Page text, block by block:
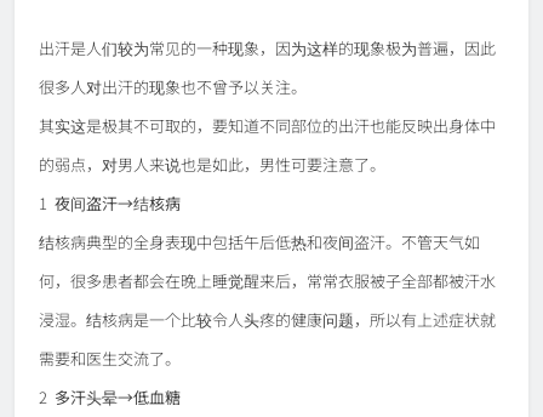
出汗是人们较为常见的一种现象，因为这样的现象极为普遍，因此
很多人对出汗的现象也不曾予以关注。
其实这是极其不可取的，要知道不同部位的出汗也能反映出身体中
的弱点，对男人来说也是如此，男性可要注意了。
1 夜间盗汗→结核病
结核病典型的全身表现中包括午后低热和夜间盗汗。不管天气如
何，很多患者都会在晚上睡觉醒来后，常常衣服被子全部都被汗水
浸湿。结核病是一个比较令人头疼的健康问题，所以有上述症状就
需要和医生交流了。
2 多汗头晕→低血糖